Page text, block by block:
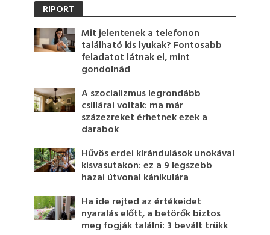
RIPORT
Mit jelentenek a telefonon
található kis lyukak? Fontosabb
feladatot látnak el, mint
gondolnád
A szocializmus legrondább
csillárai voltak: ma már
százezreket érhetnek ezek a
darabok
Hűvös erdei kirándulások unokával
kisvasutakon: ez a 9 legszebb
hazai útvonal kánikulára
Ha ide rejted az értékeidet
nyaralás előtt, a betörők biztos
meg fogják találni: 3 bevált trükk